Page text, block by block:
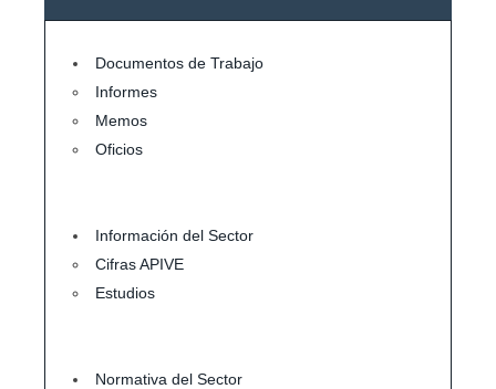
Documentos de Trabajo
Informes
Memos
Oficios
Información del Sector
Cifras APIVE
Estudios
Normativa del Sector